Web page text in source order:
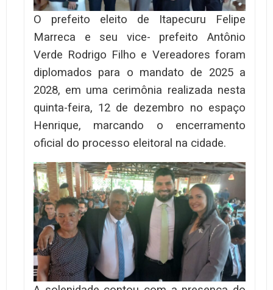
O prefeito eleito de Itapecuru Felipe
Marreca e seu vice- prefeito Antônio
Verde Rodrigo Filho e Vereadores foram
diplomados para o mandato de 2025 a
2028, em uma cerimônia realizada nesta
quinta-feira, 12 de dezembro no espaço
Henrique, marcando o encerramento
oficial do processo eleitoral na cidade.